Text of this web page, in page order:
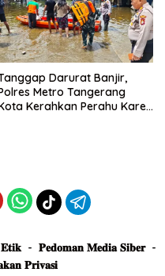
Darurat Banjir,
Metro Tangerang
Kerahkan Perahu Karet
𝐏𝐞𝐝𝐨𝐦𝐚𝐧 𝐌𝐞𝐝𝐢𝐚 𝐒𝐢𝐛𝐞𝐫
𝐏𝐫𝐢𝐯𝐚𝐬𝐢